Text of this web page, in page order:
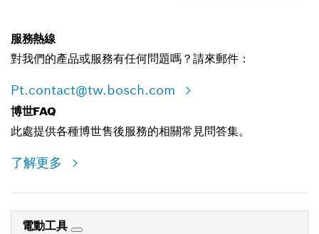
服務熱線
對我們的產品或服務有任何問題嗎？請來郵件：
Pt.contact@tw.bosch.com
博世FAQ
此處提供各種博世售後服務的相關常見問答集。
了解更多
電動工具